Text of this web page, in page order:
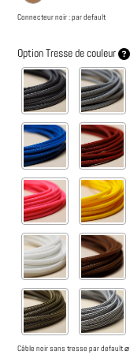
Connecteur noir : par default
Option Tresse de couleur
Câble noir sans tresse par default ⌀